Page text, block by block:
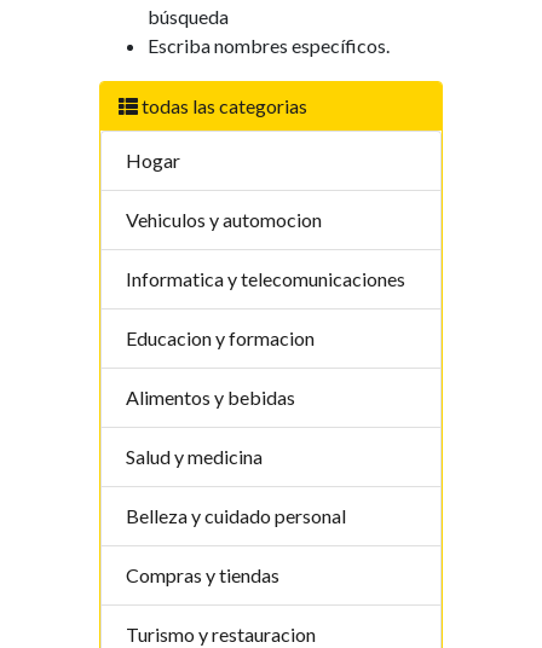
todas las categorias
Hogar
Vehiculos y automocion
Informatica y telecomunicaciones
Educacion y formacion
Alimentos y bebidas
Salud y medicina
Belleza y cuidado personal
Compras y tiendas
Turismo y restauracion
búsqueda
Escriba nombres específicos.